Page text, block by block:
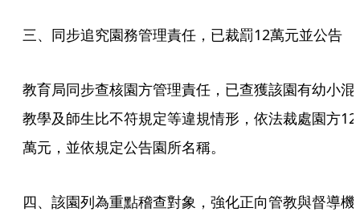
三、同步追究園務管理責任，已裁罰12萬元並公告
教育局同步查核園方管理責任，已查獲該園有幼小混
教學及師生比不符規定等違規情形，依法裁處園方12
萬元，並依規定公告園所名稱。
四、該園列為重點稽查對象，強化正向管教與督導機